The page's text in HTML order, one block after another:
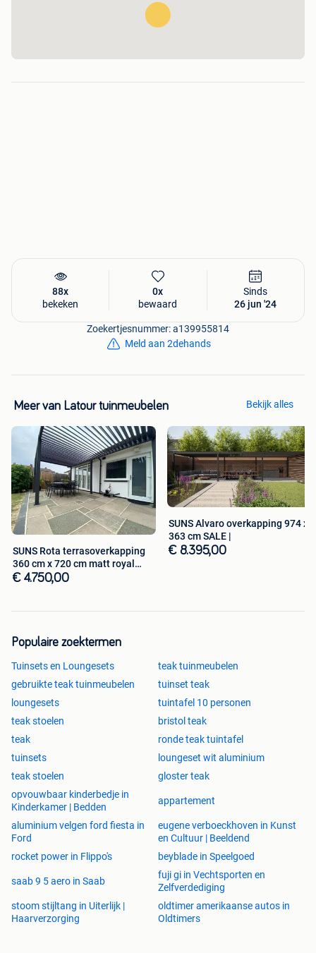
Klik voor meer informatie hierover op onderstaande link:
88x
bekeken
0x
bewaard
Sinds
26 jun '24
Zoekertjesnummer: a139955814
Meld aan 2dehands
Meer van Latour tuinmeubelen Bekijk alles
SUNS Rota terrasoverkapping
360 cm x 720 cm matt royal
grey
€ 4.750,00
SUNS Alvaro overkapping 974 x
363 cm SALE |
€ 8.395,00
Populaire zoektermen
Tuinsets en Loungesets
teak tuinmeubelen
gebruikte teak tuinmeubelen
tuinset teak
loungesets
tuintafel 10 personen
teak stoelen
bristol teak
teak
ronde teak tuintafel
tuinsets
loungeset wit aluminium
teak stoelen
gloster teak
opvouwbaar kinderbedje in
Kinderkamer | Bedden
appartement
aluminium velgen ford fiesta in
Ford
eugene verboeckhoven in Kunst
en Cultuur | Beeldend
rocket power in Flippo's
beyblade in Speelgoed
saab 9 5 aero in Saab
fuji gi in Vechtsporten en
Zelfverdediging
stoom stijltang in Uiterlijk |
Haarverzorging
oldtimer amerikaanse autos in
Oldtimers